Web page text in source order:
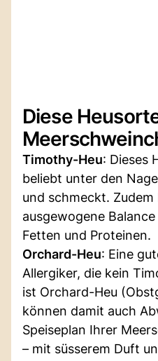
Diese
Timothy-Heu: Dieses
beliebt unter den
und schmeckt. Zudem
ausgewogene
Fetten und Proteinen.
Orchard-Heu: Eine
Allergiker, die kein
ist Orchard-Heu
können damit auch
Speiseplan Ihrer
– mit süsserem Duft